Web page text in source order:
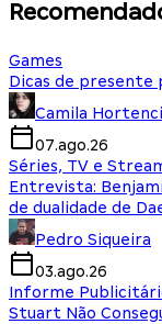
Games
Dicas de presente
Camila
07.ago.26
Séries, TV e
Entrevista:
de dualidade de
Pedro Siqueira
03.ago.26
Informe
Stuart Não